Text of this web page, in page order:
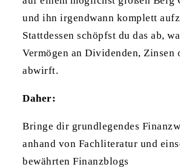
und ihn irgendwann komplett
Stattdessen schöpfst du das ab,
Vermögen an Dividenden, Zinsen
abwirft.
Daher:
Bringe dir grundlegendes
anhand von Fachliteratur und
bewährten Finanzblogs